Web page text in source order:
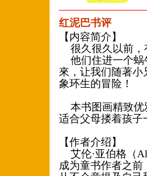
红泥巴书评
【内容简介】
很久很久以前，
他们住进一个蜗
來，让我们随著
象环生的冒险！
本书图画精致优
适合父母搂着孩
【作者介绍】
艾伦·亚伯格（
成为童书作者之